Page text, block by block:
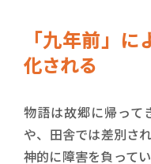
「九年前」
化される
物語は故郷に帰って
や、田舎では差別さ
神的に障害を負って